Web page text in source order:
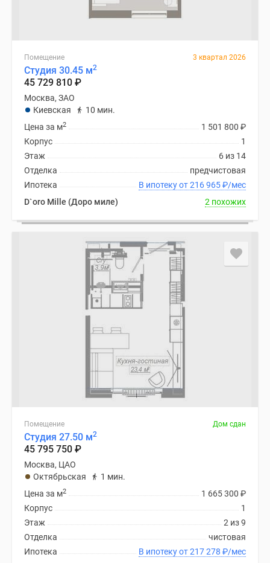
Помещение 3 квартал 2026
Студия 30.45 м2
45 729 810 ₽
Москва, ЗАО
Киевская
10 мин.
1 501 800 ₽
Цена за м2
1
Корпус
6 из 14
Этаж
предчистовая
Отделка
В ипотеку от 216 965₽/мес
Ипотека
D`oro Mille (Доро миле)
2 похожих
Помещение Дом сдан
Студия 27.50 м2
45 795 750 ₽
Москва, ЦАО
Октябрьская
1 мин.
1 665 300 ₽
Цена за м2
1
Корпус
2 из 9
Этаж
чистовая
Отделка
В ипотеку от 217 278 ₽/мес
Ипотека